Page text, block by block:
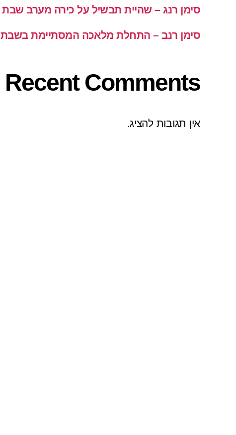
סימן רנג – שהיית תבשיל על כירה מערב שבת
סימן רנב – התחלת מלאכה המסתיימת בשבת
Recent Comments
אין תגובות להציג.